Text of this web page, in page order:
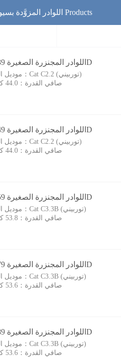
اللوادر المزوَّدة بسيور انزلاقية Products
Cat اللوادر المجنزرة الصغيرة 239D
موديل المحرك：
Cat C2.2 (توربيني)
صافي القدرة： 44.0 كيلووات
Cat اللوادر المجنزرة الصغيرة 249D
موديل المحرك：
Cat C2.2 (توربيني)
صافي القدرة： 44.0 كيلووات
Cat اللوادر المجنزرة الصغيرة 259D
موديل المحرك：
Cat C3.3B (توربيني)
صافي القدرة： 53.8 كيلووات
Cat اللوادر المجنزرة الصغيرة 279D
موديل المحرك：
Cat C3.3B (توربيني)
صافي القدرة： 53.6 كيلووات
Cat اللوادر المجنزرة الصغيرة 289D
موديل المحرك：
Cat C3.3B (توربيني)
صافي القدرة： 53.6 كيلووات